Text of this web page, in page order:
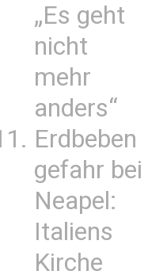
„Es geht
nicht
mehr
anders“
Erdbeben
gefahr bei
Neapel:
Italiens
Kirche